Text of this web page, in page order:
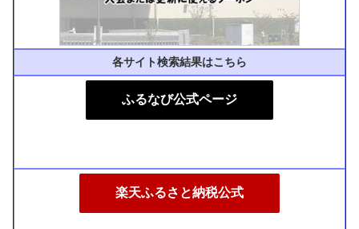
各サイト検索結果はこちら
ふるなび公式ページ
楽天ふるさと納税公式